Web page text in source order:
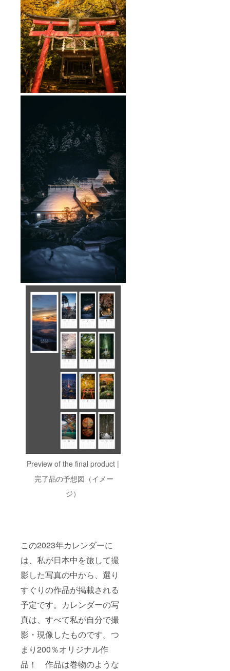
Preview of the final product |
完了品の予想図（イメー
ジ）
この2023年カレンダーに
は、私が日本中を旅して撮
影した写真の中から、選り
すぐりの作品が掲載される
予定です。カレンダーの写
真は、すべて私が自分で撮
影・現像したものです。つ
まり200％オリジナル作
品！ 作品は巻物のような